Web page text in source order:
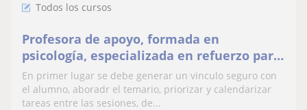
Todos los cursos
Profesora de apoyo, formada en
psicología, especializada en refuerzo para
personas con dificultades de aprendizaje
En primer lugar se debe generar un vinculo seguro con
el alumno, aboradr el temario, priorizar y calendarizar
tareas entre las sesiones, de...